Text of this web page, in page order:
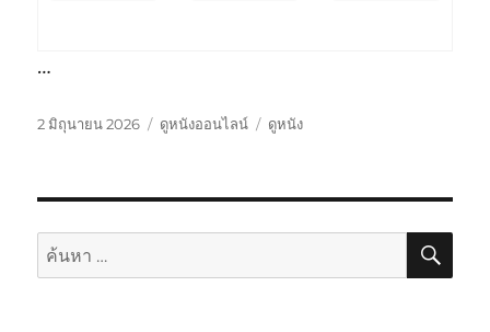
…
เขียน
2 มิถุนายน 2026
หมวด
ดูหนังออนไลน์
ป้าย
ดูหนัง
ค้นหา: ค้น